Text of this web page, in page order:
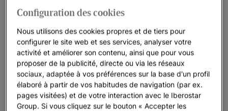
Configuration des cookies
Nous utilisons des cookies propres et de tiers pour
configurer le site web et ses services, analyser votre
activité et améliorer son contenu, ainsi que pour vous
proposer de la publicité, directe ou via les réseaux
sociaux, adaptée à vos préférences sur la base d'un profil
élaboré à partir de vos habitudes de navigation (par ex.
pages visitées) et de votre interaction avec le Iberostar
Group. Si vous cliquez sur le bouton « Accepter les